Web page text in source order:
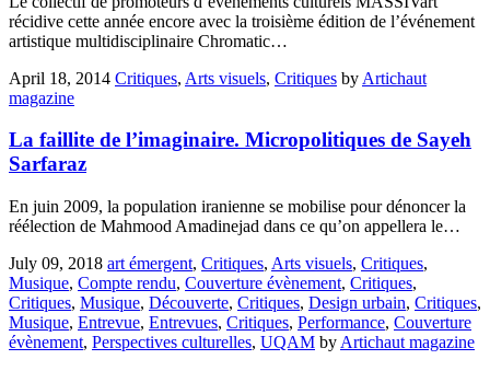
récidive cette année encore avec la troisième édition de l’événement
artistique multidisciplinaire Chromatic…
April 18, 2014 Critiques, Arts visuels, Critiques by Artichaut
magazine
La faillite de l’imaginaire. Micropolitiques de Sayeh
Sarfaraz
En juin 2009, la population iranienne se mobilise pour dénoncer la
réélection de Mahmood Amadinejad dans ce qu’on appellera le…
July 09, 2018 art émergent, Critiques, Arts visuels, Critiques,
Musique, Compte rendu, Couverture évènement, Critiques,
Critiques, Musique, Découverte, Critiques, Design urbain, Critiques,
Musique, Entrevue, Entrevues, Critiques, Performance, Couverture
évènement, Perspectives culturelles, UQAM by Artichaut magazine